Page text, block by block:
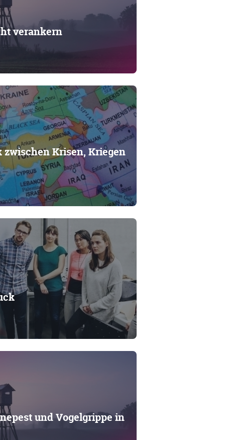
verankern
Krisen, Kriegen
und Vogelgrippe in